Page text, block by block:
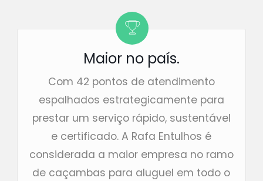
Maior no país.
Com 42 pontos de atendimento
espalhados estrategicamente para
prestar um serviço rápido, sustentável
e certificado. A Rafa Entulhos é
considerada a maior empresa no ramo
de caçambas para aluguel em todo o